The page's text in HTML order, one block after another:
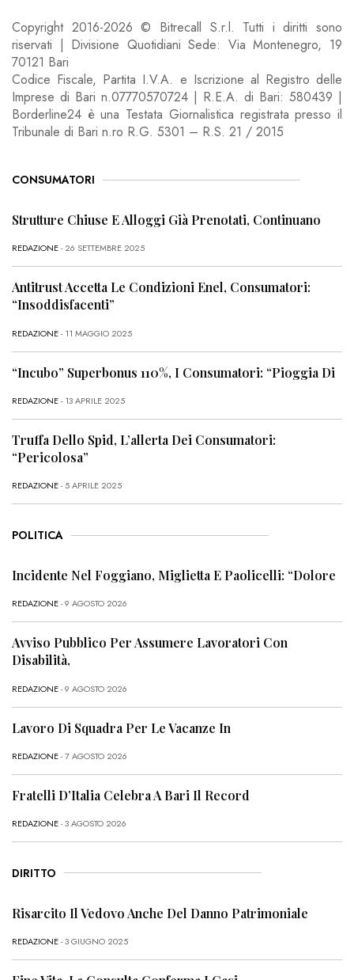
Copyright 2016-2026 © Bitrecall S.r.l. Tutti i diritti sono
riservati | Divisione Quotidiani Sede: Via Montenegro, 19
70121 Bari
Codice Fiscale, Partita I.V.A. e Iscrizione al Registro delle
Imprese di Bari n.07770570724 | R.E.A. di Bari: 580439 |
Borderline24 è una Testata Giornalistica registrata presso il
Tribunale di Bari n.ro R.G. 5301 – R.S. 21 / 2015
CONSUMATORI
Strutture Chiuse E Alloggi Già Prenotati, Continuano
REDAZIONE- 26 SETTEMBRE 2025
Antitrust Accetta Le Condizioni Enel, Consumatori:
“Insoddisfacenti”
REDAZIONE- 11 MAGGIO 2025
“Incubo” Superbonus 110%, I Consumatori: “Pioggia Di
REDAZIONE- 13 APRILE 2025
Truffa Dello Spid, L’allerta Dei Consumatori:
“Pericolosa”
REDAZIONE- 5 APRILE 2025
POLITICA
Incidente Nel Foggiano, Miglietta E Paolicelli: “Dolore
REDAZIONE- 9 AGOSTO 2026
Avviso Pubblico Per Assumere Lavoratori Con
Disabilità,
REDAZIONE- 9 AGOSTO 2026
Lavoro Di Squadra Per Le Vacanze In
REDAZIONE- 7 AGOSTO 2026
Fratelli D’Italia Celebra A Bari Il Record
REDAZIONE- 3 AGOSTO 2026
DIRITTO
Risarcito Il Vedovo Anche Del Danno Patrimoniale
REDAZIONE- 3 GIUGNO 2025